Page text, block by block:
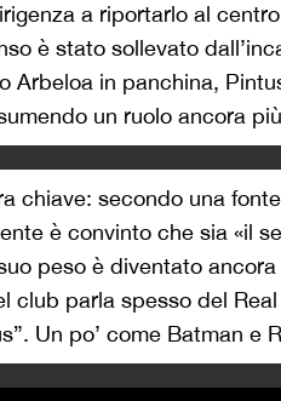
a riportarlo al
è stato sollevato
Arbeloa in panchina,
un ruolo ancora
chiave: secondo una
è convinto che sia «il
peso è diventato ancora
club parla spesso del
Un po’ come Batman e